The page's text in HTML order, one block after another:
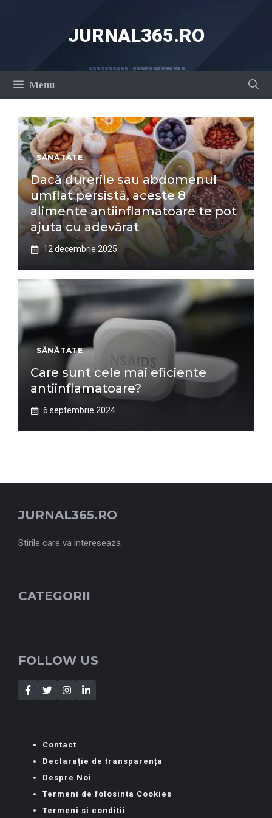
JURNAL365.RO
Menu
SĂNĂTATE
Dacă durerile sau abdomenul
umflat persistă, aceste 8
alimente antiinflamatoare te pot
ajuta cu adevărat
12 decembrie 2025
SĂNĂTATE
Care sunt cele mai eficiente
antiinflamatoare?
6 septembrie 2024
JURNAL365.RO
Stirile care va intereseaza
CATEGORII
FOLLOW US
Contact
Declarație de transparența
Despre Noi
Termeni de folosinta Cookies
Termeni si conditii